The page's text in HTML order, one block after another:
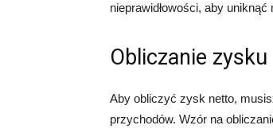
nieprawidłowości, aby
Obliczanie
Aby obliczyć zysk netto,
przychodów. Wzór na